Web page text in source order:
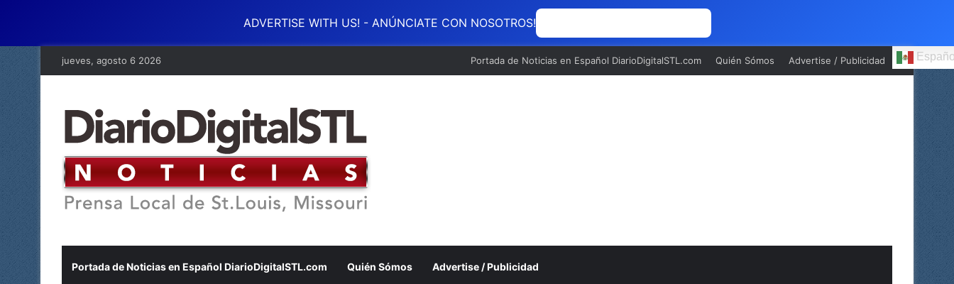
ADVERTISE WITH US! - ANÚNCIATE CON NOSOTROS!
jueves, agosto 6 2026 Portada de Noticias en Español DiarioDigitalSTL.com Quién Sómos Advertise / Publicidad
Portada de Noticias en Español DiarioDigitalSTL.com Quién Sómos Advertise / Publicidad